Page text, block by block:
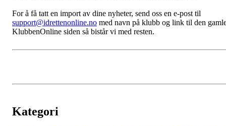
For å få tatt en import av dine nyheter, send oss en e-post til
support@idrettenonline.no med navn på klubb og link til den
KlubbenOnline siden så bistår vi med resten.
Kategori